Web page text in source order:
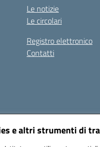
e altri strumenti di
Le notizie
Le circolari
Registro elettronico
Contatti